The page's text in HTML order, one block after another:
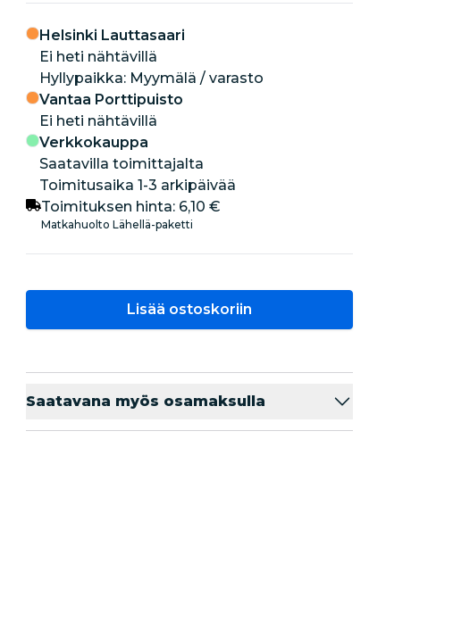
Helsinki Lauttasaari
Ei heti nähtävillä
hyllypaikka: Myymälä / varasto
Vantaa Porttipuisto
Ei heti nähtävillä
Verkkokauppa
Saatavilla toimittajalta
Toimitusaika 1-3 arkipäivää
Toimituksen hinta: 6,10 €
Matkahuolto Lähellä-paketti
Lisää ostoskoriin
Saatavana myös osamaksulla